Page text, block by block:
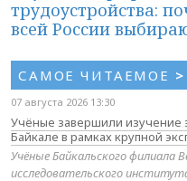
трудоустройства:
всей России
САМОЕ ЧИТАЕМОЕ >
07 августа 2026 13:30
Учёные завершили изучение
Байкале в рамках крупной
Учёные Байкальского филиала
исследовательского